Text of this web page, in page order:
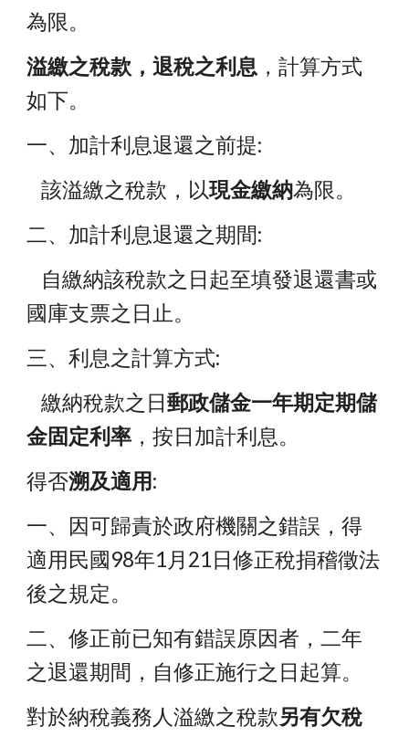
為限。
溢繳之稅款，退稅之利息 ，計算方式
如下。
一、加計利息退還之前提:
    該溢繳之稅款，以
現金繳納為限。
二、加計利息退還之期間:
國庫支票之日止。
三、利息之計算方式:
    繳納稅款之日
郵政儲金一年期定期儲
金固定利率 ，按日加計利息。
得否溯及適用:
一、因可歸責於政府機關之錯誤，得
適用民國98年1月21日修正稅捐稽徵法
後之規定。
二、修正前已知有錯誤原因者，二年
之退還期間，自修正施行之日起算。
對於納稅義務人溢繳之稅款另有欠稅